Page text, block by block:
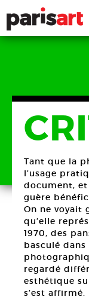
Tant que la
l’usage
document,
guère
On ne voyait
qu’elle
1970, des
basculé
regardé
esthétique
s’est